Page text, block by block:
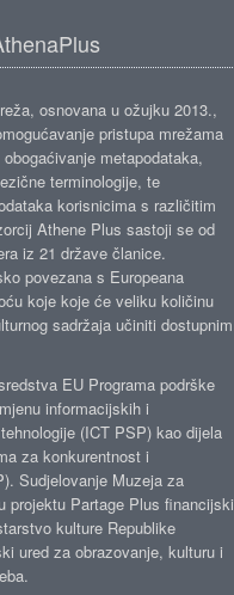
osnovana u ožujku 2013.,
pristupa mrežama
metapodataka,
terminologije, te
korisnicima s različitim
Athene Plus sastoji se od
iz 21 države članice.
povezana s Europeana
koje koje će veliku količinu
sadržaja učiniti dostupnim
EU Programa podrške
informacijskih i
(ICT PSP) kao dijela
za konkurentnost i
Sudjelovanje Muzeja za
projektu Partage Plus financijski
kulture Republike
ured za obrazovanje, kulturu i